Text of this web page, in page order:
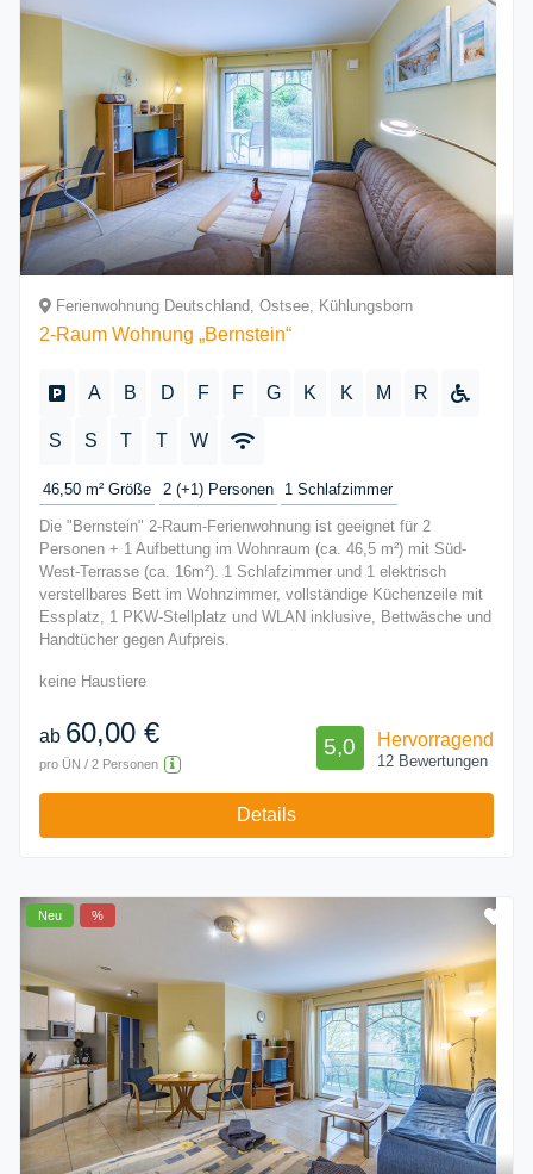
Ferienwohnung Deutschland, Ostsee, Kühlungsborn
2-Raum Wohnung „Bernstein“
A B D F F G K K M R
S S T T W
46,50 m² Größe 2 (+1) Personen 1 Schlafzimmer
Die "Bernstein" 2-Raum-Ferienwohnung ist geeignet für 2
Personen + 1 Aufbettung im Wohnraum (ca. 46,5 m²) mit Süd-
West-Terrasse (ca. 16m²). 1 Schlafzimmer und 1 elektrisch
verstellbares Bett im Wohnzimmer, vollständige Küchenzeile mit
Essplatz, 1 PKW-Stellplatz und WLAN inklusive, Bettwäsche und
Handtücher gegen Aufpreis.
keine Haustiere
ab 60,00 €
pro ÜN / 2 Personen
Hervorragend
5,0
12 Bewertungen
Details
Neu %